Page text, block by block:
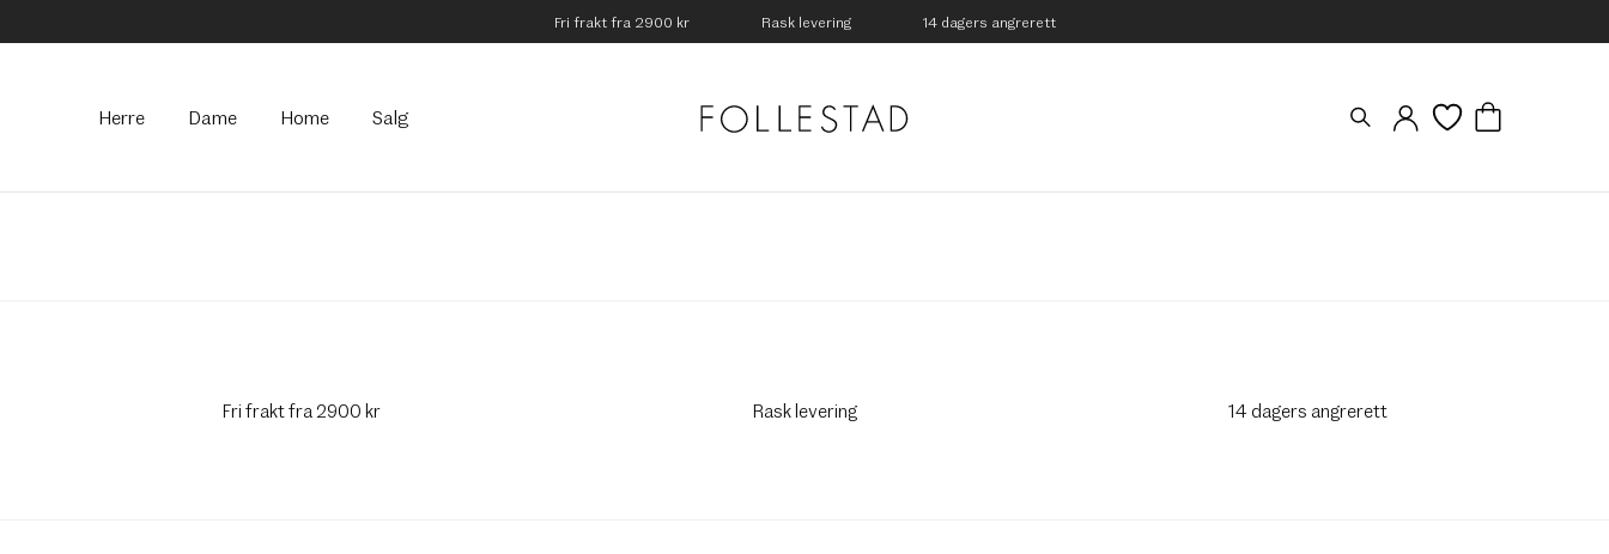
Fri frakt fra 2900 kr Rask levering 14 dagers angrerett
Hovedmeny
Herre Dame Home Salg
Fri frakt fra 2900 kr Rask levering 14 dagers angrerett